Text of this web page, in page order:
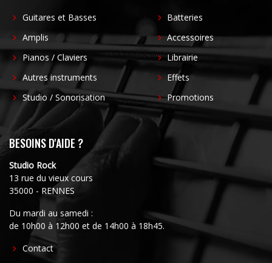
Guitares et Basses
Amplis
Pianos / Claviers
Autres instruments
Studio / Sonorisation
Batteries
Accessoires
Librairie
Effets
Promotions
BESOINS D'AIDE ?
Studio Rock
13 rue du vieux cours
35000 - RENNES
Du mardi au samedi :
de 10h00 à 12h00 et de 14h00 à 18h45.
FOOTER
Contact